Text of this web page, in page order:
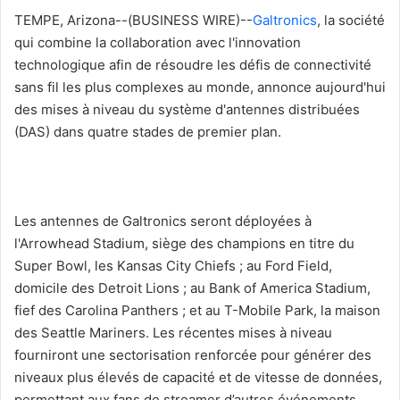
TEMPE, Arizona--(BUSINESS WIRE)--Galtronics, la société
qui combine la collaboration avec l'innovation
technologique afin de résoudre les défis de connectivité
sans fil les plus complexes au monde, annonce aujourd'hui
des mises à niveau du système d'antennes distribuées
(DAS) dans quatre stades de premier plan.
Les antennes de Galtronics seront déployées à
l'Arrowhead Stadium, siège des champions en titre du
Super Bowl, les Kansas City Chiefs ; au Ford Field,
domicile des Detroit Lions ; au Bank of America Stadium,
fief des Carolina Panthers ; et au T-Mobile Park, la maison
des Seattle Mariners. Les récentes mises à niveau
fourniront une sectorisation renforcée pour générer des
niveaux plus élevés de capacité et de vitesse de données,